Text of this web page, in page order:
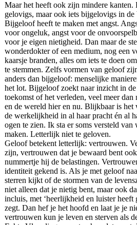
Maar het heeft ook zijn mindere kanten.
gelovigs, maar ook iets bijgelovigs in
Bijgeloof heeft te maken met angst.
voor ongeluk, angst voor de
voor je eigen nietigheid. Dan maar de
wonderdokter of een medium, nog een
kaarsje branden, alles om iets te doen
te stemmen. Zelfs vormen van geloof
anders dan bijgeloof: menselijke
het lot. Bijgeloof zoekt naar inzicht in de
toekomst of het verleden, veel meer
en de wereld hier en nu. Blijkbaar is
de werkelijkheid in al haar pracht én al
ogen te zien. Ik sta er soms versteld
maken. Letterlijk niet te geloven.
Geloof betekent letterlijk: vertrouwen.
zijn, vertrouwen dat je bewaard bent
nummertje hij de belastingen.
identiteit gekend is. Als je met geloof
sterren kijkt of de stormen van de
niet alleen dat je nietig bent, maar ook
incluis, met ‘heerlijkheid en luister heeft
zegt. Dan hef je het hoofd en laat je je
vertrouwen kun je leven en sterven als